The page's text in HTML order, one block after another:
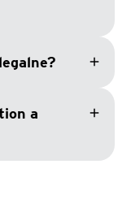
add
a
add